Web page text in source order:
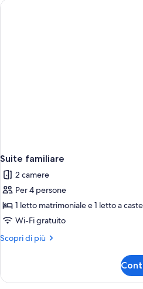
Suite familiare
2 camere
Per 4 persone
1 letto matrimoniale e 1 letto a
Wi-Fi gratuito
Scopri di più
Altri
familiare